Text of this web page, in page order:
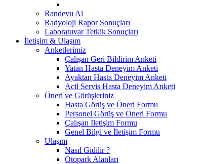
Randevu Al
Radyoloji Rapor Sonuçları
Laboratuvar Tetkik Sonuçları
İletişim & Ulaşım
Anketlerimiz
Çalışan Geri Bildirim Anketi
Yatan Hasta Deneyim Anketi
Ayaktan Hasta Deneyim Anketi
Acil Servis Hasta Deneyim Anketi
Öneri ve Görüşleriniz
Hasta Görüş ve Öneri Formu
Personel Görüş ve Öneri Formu
Çalışan İletişim Formu
Genel Bilgi ve İletişim Formu
Ulaşım
Nasıl Gidilir ?
Otopark Alanları